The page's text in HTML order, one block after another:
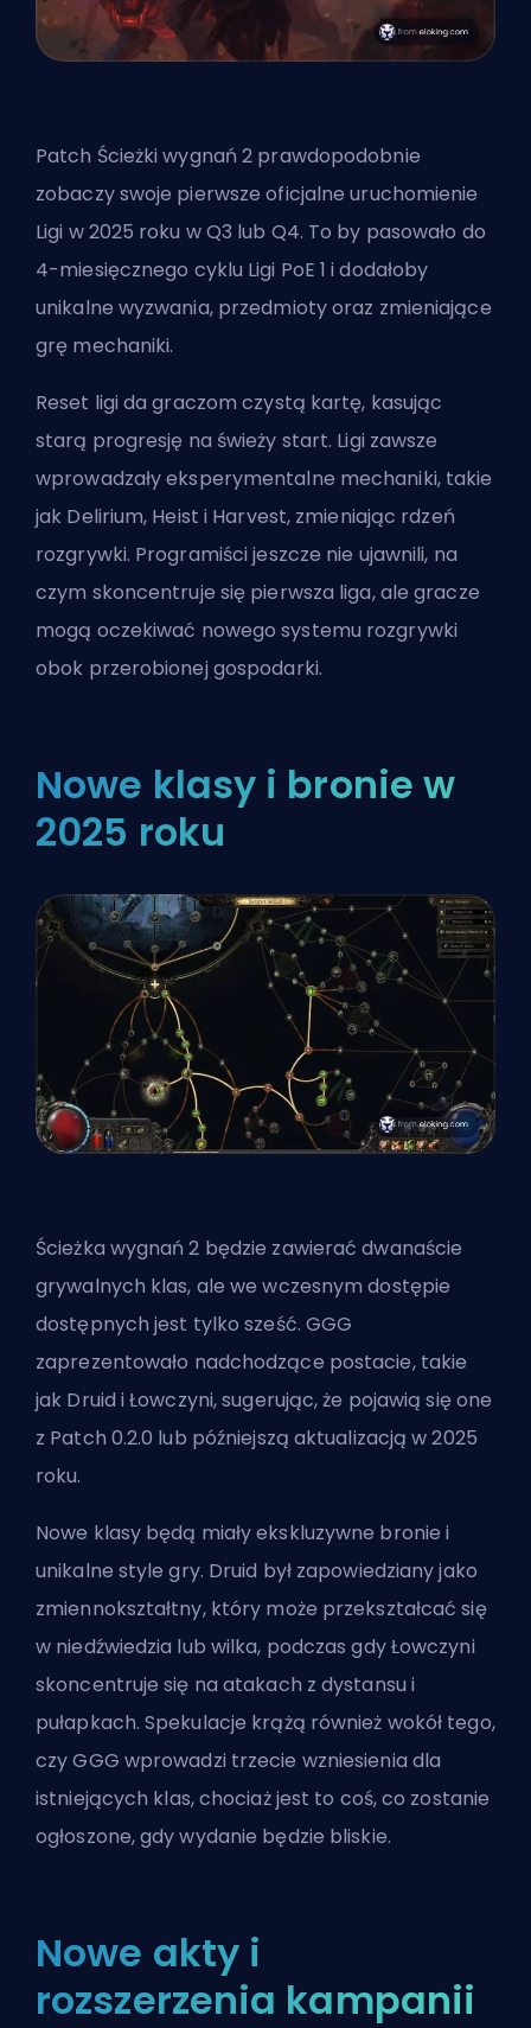
Patch Ścieżki wygnań 2 prawdopodobnie
zobaczy swoje pierwsze oficjalne uruchomienie
Ligi w 2025 roku w Q3 lub Q4. To by pasowało do
4-miesięcznego cyklu Ligi PoE 1 i dodałoby
unikalne wyzwania, przedmioty oraz zmieniające
grę mechaniki.
Reset ligi da graczom czystą kartę, kasując
starą progresję na świeży start. Ligi zawsze
wprowadzały eksperymentalne mechaniki, takie
jak Delirium, Heist i Harvest, zmieniając rdzeń
rozgrywki. Programiści jeszcze nie ujawnili, na
czym skoncentruje się pierwsza liga, ale gracze
mogą oczekiwać nowego systemu rozgrywki
obok przerobionej gospodarki.
Nowe klasy i bronie w
2025 roku
Ścieżka wygnań 2 będzie zawierać dwanaście
grywalnych klas, ale we wczesnym dostępie
dostępnych jest tylko sześć. GGG
zaprezentowało nadchodzące postacie, takie
jak Druid i Łowczyni, sugerując, że pojawią się one
z Patch 0.2.0 lub późniejszą aktualizacją w 2025
roku.
Nowe klasy będą miały ekskluzywne bronie i
unikalne style gry. Druid był zapowiedziany jako
zmiennokształtny, który może przekształcać się
w niedźwiedzia lub wilka, podczas gdy Łowczyni
skoncentruje się na atakach z dystansu i
pułapkach. Spekulacje krążą również wokół tego,
czy GGG wprowadzi trzecie wzniesienia dla
istniejących klas, chociaż jest to coś, co zostanie
ogłoszone, gdy wydanie będzie bliskie.
Nowe akty i
rozszerzenia kampanii